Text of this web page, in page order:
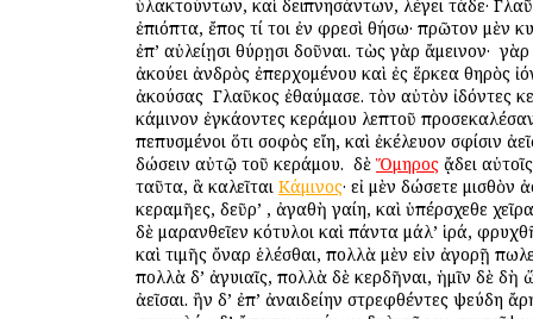
ὑλακτούντων, καὶ δειπνησάντων, λέγει τάδε·
ἐπιόπτα, ἔπος τί τοι ἐν φρεσὶ θήσω· πρῶτον μὲν
ἐπ’ αὐλείῃσι θύρῃσι δοῦναι. τὼς γὰρ ἄμεινον· ὁ
ἀκούει ἀνδρὸς ἐπερχομένου καὶ ἐς ἕρκεα θηρὸς
ἀκούσας ὁ Γλαῦκος ἐθαύμασε. τὸν αὐτὸν ἰδόντες
κάμινον ἐγκάοντες κεράμου λεπτοῦ
πεπυσμένοι ὅτι σοφὸς εἴη, καὶ ἐκέλευον σφίσιν
δώσειν αὐτῷ τοῦ κεράμου. ὁ δὲ Ὅμηρος ᾄδει
ταῦτα, ἃ καλεῖται Κάμινος· εἰ μὲν δώσετε μισθὸν
κεραμῆες, δεῦρ’ , ἀγαθὴ γαίη, καὶ ὑπέρσχεθε
δὲ μαρανθεῖεν κότυλοι καὶ πάντα μάλ’ ἱρά,
καὶ τιμῆς ὄναρ ἑλέσθαι, πολλὰ μὲν εἰν ἀγορῇ
πολλὰ δ’ ἀγυιαῖς, πολλὰ δὲ κερδῆναι, ἡμῖν δὲ δὴ
ἀεῖσαι. ἢν δ’ ἐπ’ ἀναιδείην στρεφθέντες ψεύδη